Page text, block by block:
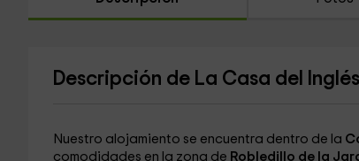
Descripción de La Casa del Inglés
Nuestro alojamiento se encuentra dentro de la
comodidades en la zona de Robledillo de la